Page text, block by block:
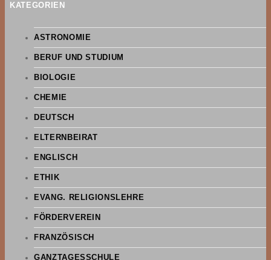
KATEGORIEN
ASTRONOMIE
BERUF UND STUDIUM
BIOLOGIE
CHEMIE
DEUTSCH
ELTERNBEIRAT
ENGLISCH
ETHIK
EVANG. RELIGIONSLEHRE
FÖRDERVEREIN
FRANZÖSISCH
GANZTAGESSCHULE